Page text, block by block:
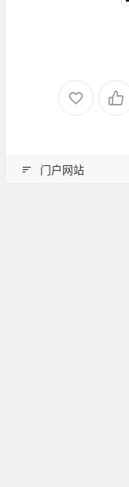
门户网站